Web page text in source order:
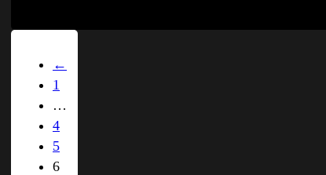
←
1
…
4
5
6